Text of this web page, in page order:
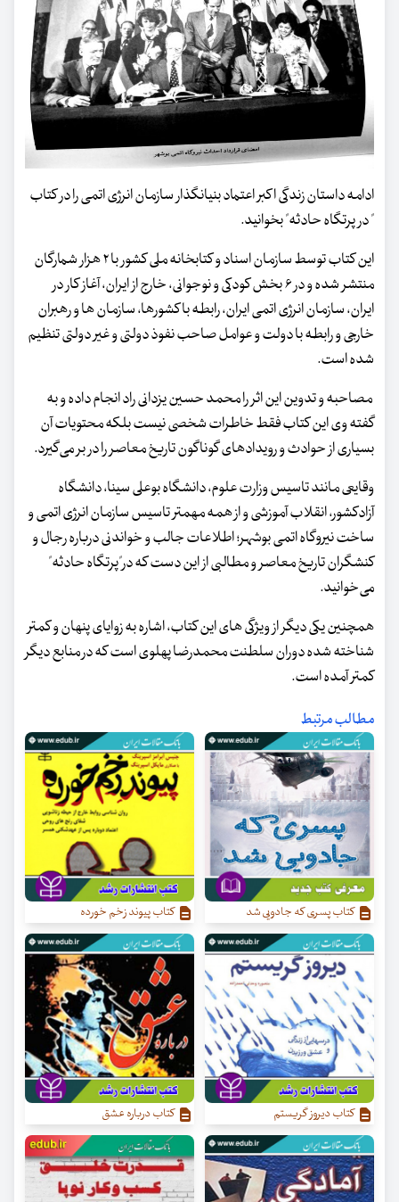
ادامه داستان زندگی اکبر اعتماد بنیانگذار سازمان انرژی اتمی را در کتاب
" در پرتگاه حادثه" بخوانید.
این کتاب توسط سازمان اسناد و کتابخانه ملی کشور با ۲ هزار شمارگان
منتشر شده و در ۶ بخش کودکی و نوجوانی، خارج از ایران، آغاز کار در
ایران، سازمان انرژی اتمی ایران، رابطه با کشورها، سازمان ها و رهبران
خارجی و رابطه با دولت و عوامل صاحب نفوذ دولتی و غیر دولتی تنظیم
شده است.
مصاحبه و تدوین این اثر را محمد حسین یزدانی راد انجام داده و به
گفته وی این کتاب فقط خاطرات شخصی نیست بلکه محتویات آن
بسیاری از حوادث و رویدادهای گوناگون تاریخ معاصر را در بر می‌گیرد.
وقایعی مانند تاسیس وزارت علوم، دانشگاه بوعلی سینا، دانشگاه
آزادکشور، انقلاب آموزشی و از همه مهمتر تاسیس سازمان انرژی اتمی و
ساخت نیروگاه اتمی بوشهر؛ اطلاعات جالب و خواندنی درباره رجال و
کنشگران تاریخ معاصر و مطالبی از این دست که در"پرتگاه حادثه"
می‌خوانید.
همچنین یکی دیگر از ویژگی های این کتاب، اشاره به زوایای پنهان و کمتر
شناخته شده دوران سلطنت محمدرضا پهلوی است که در منابع دیگر
کمتر آمده است.
مطالب مرتبط
کتاب پسری که جادویی شد کتاب پیوند زخم خورده
کتاب دیروز گریستم کتاب درباره عشق